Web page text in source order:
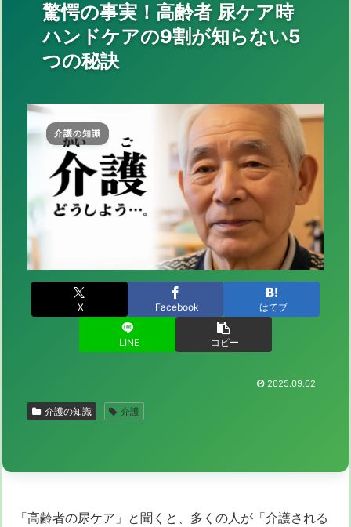
驚愕の事実！高齢者 尿ケア時
ハンドケアの9割が知らない5
つの秘訣
介護の知識
X Facebook はてブ
LINE コピー
2025.09.02
介護の知識 介護
「高齢者の尿ケア」と聞くと、多くの人が「介護される